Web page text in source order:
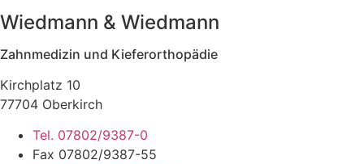
Wiedmann & Wiedmann
Zahnmedizin und Kieferorthopädie
Kirchplatz 10
77704 Oberkirch
Tel. 07802/9387-0
Fax 07802/9387-55